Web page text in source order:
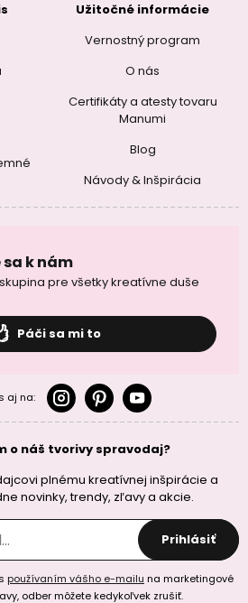
Užitočné informácie
Vernostný program
O nás
Certifikáty a atesty tovaru
Manumi
Blog
Návody & Inšpirácia
k nám
pre všetky kreatívne duše
Páči sa mi to
aj na:
o náš tvorivy spravodaj?
plnému kreatívnej inšpirácie a
novinky, trendy, zľavy a akcie.
Prihlásiť
používaním vášho e-mailu na marketingové
odber môžete kedykoľvek zrušiť.